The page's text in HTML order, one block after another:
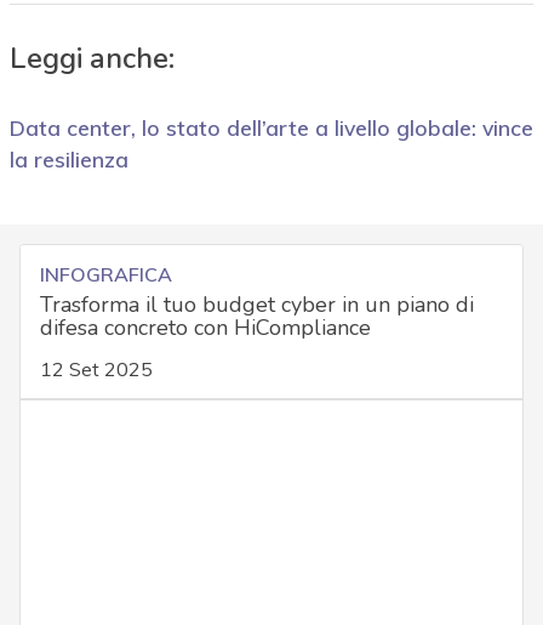
Leggi anche:
Data center, lo stato dell’arte a livello globale: vince
la resilienza
INFOGRAFICA
Trasforma il tuo budget cyber in un piano di
difesa concreto con HiCompliance
12 Set 2025